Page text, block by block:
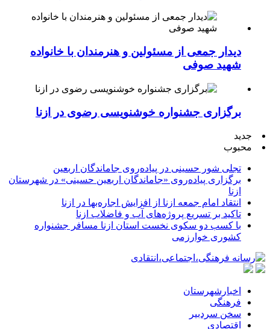
دیدار جمعی از مسئولین و هنرمندان با خانواده
شهید صوفی
برگزاری جشنواره خوشنویسی رضوی در ازنا
جدید
محبوب
تجلی شور حسینی در پیاده‌روی جاماندگان اربعین
برگزاری پیاده‌روی «جاماندگان اربعین حسینی» در شهرستان
ازنا
انتقاد امام جمعه ازنا از افزایش اجاره‌بها در ازنا
تاکید بر تسریع پروژه‌های آب و فاضلاب ازنا
با کسب دو سکوی نخست استان ازنا مسافر جشنواره
کشوری خوارزمی
اخبارشهرستان
فرهنگی
سخن سردبیر
اقتصادی